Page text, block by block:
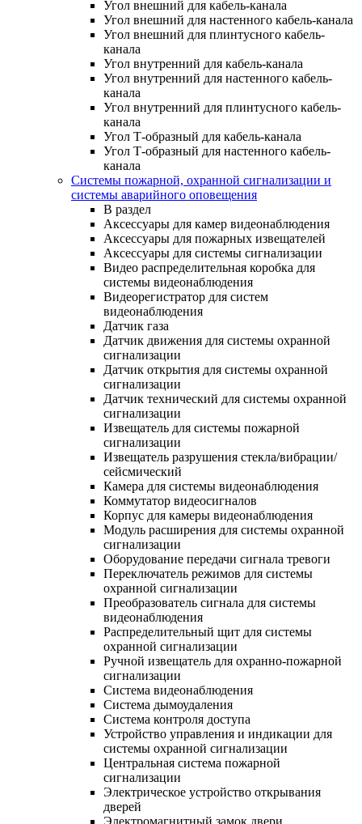
Угол внешний для кабель-канала
Угол внешний для настенного кабель-канала
Угол внешний для плинтусного кабель-
канала
Угол внутренний для кабель-канала
Угол внутренний для настенного кабель-
канала
Угол внутренний для плинтусного кабель-
канала
Угол Т-образный для кабель-канала
Угол Т-образный для настенного кабель-
канала
Системы пожарной, охранной сигнализации и
системы аварийного оповещения
В раздел
Аксессуары для камер видеонаблюдения
Аксессуары для пожарных извещателей
Аксессуары для системы сигнализации
Видео распределительная коробка для
системы видеонаблюдения
Видеорегистратор для систем
видеонаблюдения
Датчик газа
Датчик движения для системы охранной
сигнализации
Датчик открытия для системы охранной
сигнализации
Датчик технический для системы охранной
сигнализации
Извещатель для системы пожарной
сигнализации
Извещатель разрушения стекла/вибрации/
сейсмический
Камера для системы видеонаблюдения
Коммутатор видеосигналов
Корпус для камеры видеонаблюдения
Модуль расширения для системы охранной
сигнализации
Оборудование передачи сигнала тревоги
Переключатель режимов для системы
охранной сигнализации
Преобразователь сигнала для системы
видеонаблюдения
Распределительный щит для системы
охранной сигнализации
Ручной извещатель для охранно-пожарной
сигнализации
Система видеонаблюдения
Система дымоудаления
Система контроля доступа
Устройство управления и индикации для
системы охранной сигнализации
Центральная система пожарной
сигнализации
Электрическое устройство открывания
дверей
Электромагнитный замок двери